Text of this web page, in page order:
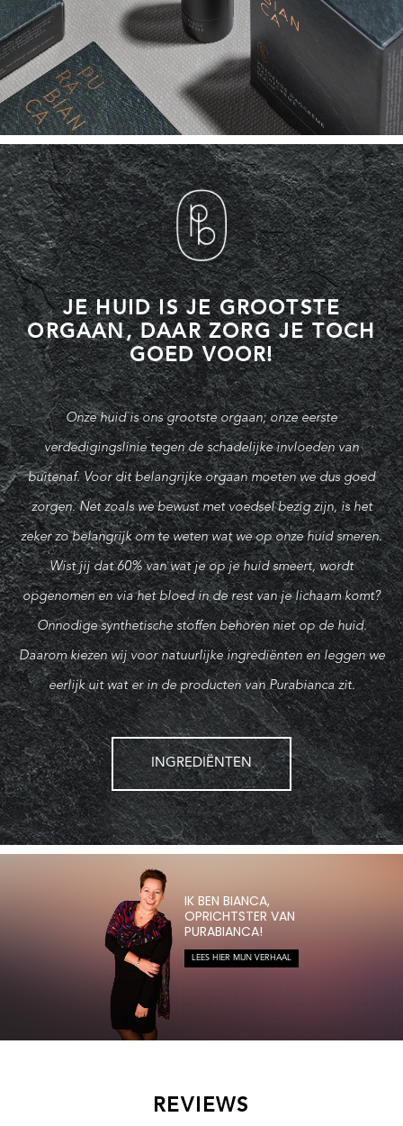
JE HUID IS JE GROOTSTE
ORGAAN, DAAR ZORG JE TOCH
GOED VOOR!
Onze huid is ons grootste orgaan; onze eerste
verdedigingslinie tegen de schadelijke invloeden van
buitenaf. Voor dit belangrijke orgaan moeten we dus goed
zorgen. Net zoals we bewust met voedsel bezig zijn, is het
zeker zo belangrijk om te weten wat we op onze huid smeren.
Wist jij dat 60% van wat je op je huid smeert, wordt
opgenomen en via het bloed in de rest van je lichaam komt?
Onnodige synthetische stoffen behoren niet op de huid.
Daarom kiezen wij voor natuurlijke ingrediënten en leggen we
eerlijk uit wat er in de producten van Purabianca zit.
INGREDIËNTEN
IK BEN BIANCA,
OPRICHTSTER VAN
PURABIANCA!
LEES HIER MIJN VERHAAL
REVIEWS